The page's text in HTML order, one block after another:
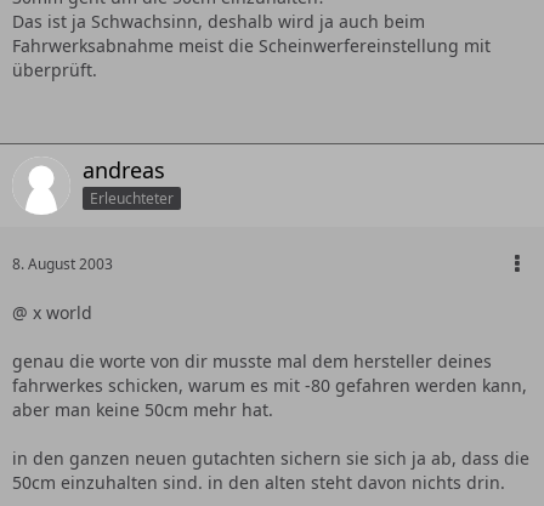
Das ist ja Schwachsinn, deshalb wird ja auch beim
Fahrwerksabnahme meist die Scheinwerfereinstellung mit
überprüft.
andreas
Erleuchteter
8. August 2003
@ x world
genau die worte von dir musste mal dem hersteller deines
fahrwerkes schicken, warum es mit -80 gefahren werden kann,
aber man keine 50cm mehr hat.
in den ganzen neuen gutachten sichern sie sich ja ab, dass die
50cm einzuhalten sind. in den alten steht davon nichts drin.